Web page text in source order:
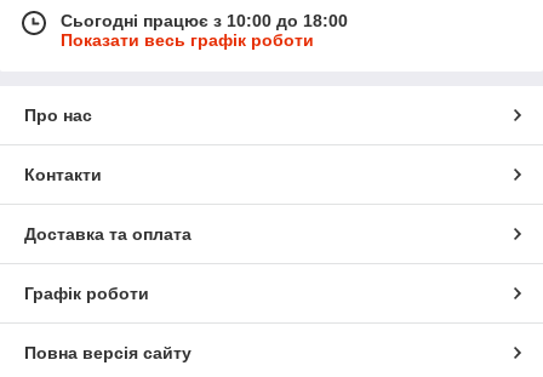
Сьогодні працює з 10:00 до 18:00
Показати весь графік роботи
Про нас
Контакти
Доставка та оплата
Графік роботи
Повна версія сайту